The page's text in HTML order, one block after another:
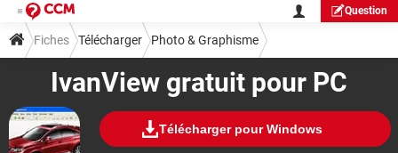
Question
IvanView gratuit pour PC
Télécharger pour Windows
Fiches Télécharger Photo & Graphisme
Visionnage & Diaporama